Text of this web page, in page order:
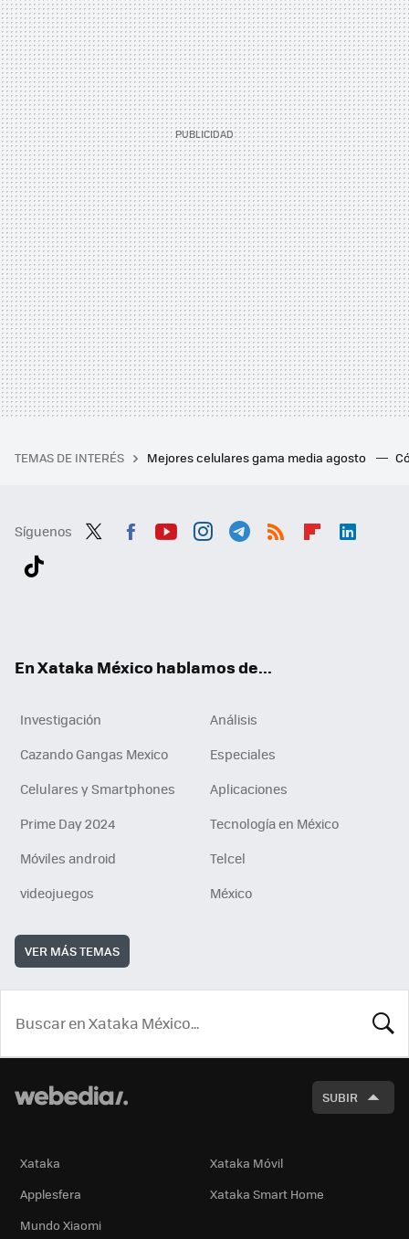
TEMAS DE INTERÉS Mejores celulares gama media agosto
Síguenos
En Xataka México hablamos de...
Investigación
Análisis
Cazando Gangas Mexico
Especiales
Celulares y Smartphones
Aplicaciones
Prime Day 2024
Tecnología en México
Móviles android
Telcel
videojuegos
México
VER MÁS TEMAS
SUBIR
Xataka
Xataka Móvil
Applesfera
Xataka Smart Home
Mundo Xiaomi